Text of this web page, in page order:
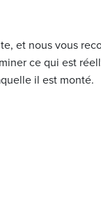
et nous vous
ce qui est
il est monté.